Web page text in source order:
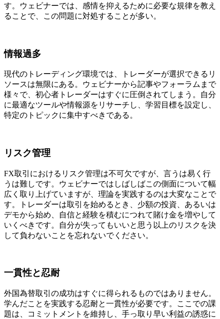
す。ウェビナーでは、感情を抑えるために必要な規律を教え
ることで、この問題に対処することが多い。
情報過多
現代のトレーディング環境では、トレーダーが選択できるリ
ソースは無限にある。ウェビナーから記事やフォーラムまで
様々で、初心者トレーダーはすぐに圧倒されてしまう。自分
に最適なツールや情報源をリサーチし、学習目標を設定し、
特定のトピックに集中すべきである。
リスク管理
FX取引におけるリスク管理は不可欠ですが、言うは易く行
うは難しです。ウェビナーではしばしばこの側面について幅
広く取り上げていますが、理論を実践するのは大変なことで
す。トレーダーは取引を始めるとき、少額の投資、あるいは
デモから始め、自信と経験を積むにつれて賭け金を増やして
いくべきです。自分が失ってもいいと思う以上のリスクを決
して負わないことを忘れないでください。
一貫性と忍耐
外国為替取引の成功はすぐに得られるものではありません。
学んだことを実践する忍耐と一貫性が必要です。ここでの課
題は、コミットメントを維持し、手っ取り早い利益の誘惑に